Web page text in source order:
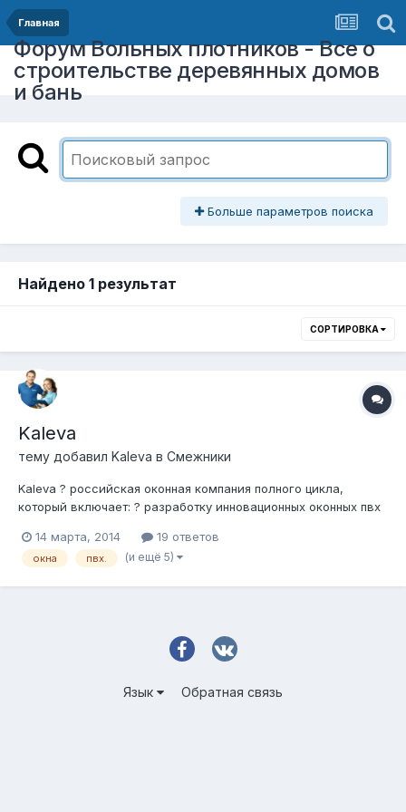
Главная
Форум Вольных плотников - Все о
строительстве деревянных домов
и бань
Больше параметров поиска
Найдено 1 результат
СОРТИРОВКА
Kaleva
тему добавил Kaleva в Смежники
Kaleva ? российская оконная компания полного цикла,
который включает: ? разработку инновационных оконных пвх
пластиковых окон; ? полный комплекс услуг по доставке
изделий в дома Клиентов и их установку, отделку оконных
14 марта, 2014 19 ответов
окна пвх. (и ещё 5)
Язык Обратная связь